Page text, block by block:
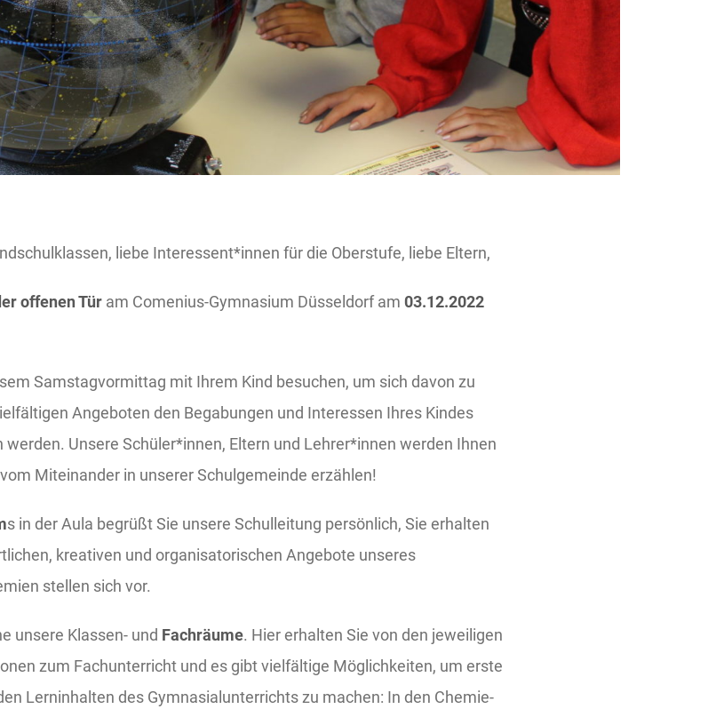
liebe Interessent*innen für die Oberstufe, liebe Eltern,
offenen Tür am Comenius-Gymnasium Düsseldorf am 03.12.2022
Samstagvormittag mit Ihrem Kind besuchen, um sich davon zu
Angeboten den Begabungen und Interessen Ihres Kindes
Unsere Schüler*innen, Eltern und Lehrer*innen werden Ihnen
Miteinander in unserer Schulgemeinde erzählen!
s in der Aula begrüßt Sie unsere Schulleitung persönlich, Sie erhalten
kreativen und organisatorischen Angebote unseres
stellen sich vor.
unsere Klassen- und Fachräume. Hier erhalten Sie von den jeweiligen
zum Fachunterricht und es gibt vielfältige Möglichkeiten, um erste
Lerninhalten des Gymnasialunterrichts zu machen: In den Chemie-